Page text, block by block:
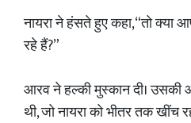
नायरा ने हंसते हुए कहा,“तो क्या
रहे हैं?”
आरव ने हल्की मुस्कान दी।
थी, जो नायरा को भीतर तक खींच